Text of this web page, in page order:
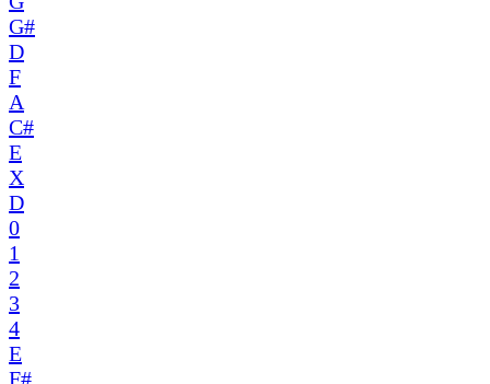
G#
D
F
A
C#
E
X
D
0
1
2
3
4
E
F#